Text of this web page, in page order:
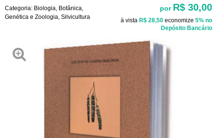
Categoria: Biologia, Botânica,
Genética e Zoologia Silvicultura
por R$ 30,00
à vista R$ 28,50 economize 5% no
Depósito Bancário